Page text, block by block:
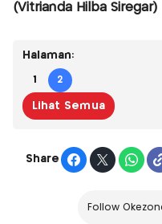
(Vitrianda Hilba Siregar)
Halaman:
1 2
Lihat Semua
Share
Follow